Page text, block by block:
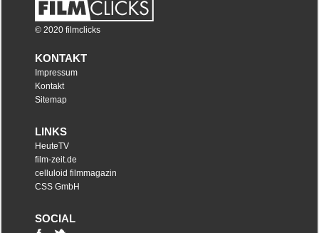
© 2020 filmclicks
KONTAKT
Impressum
Kontakt
Sitemap
LINKS
HeuteTV
film-zeit.de
celluloid filmmagazin
CSS GmbH
SOCIAL